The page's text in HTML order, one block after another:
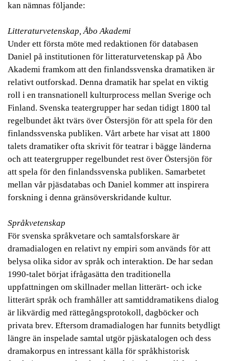
kan nämnas följande:
Litteraturvetenskap, Åbo Akademi
Under ett första möte med redaktionen för databasen
Daniel på institutionen för litteraturvetenskap på Åbo
Akademi framkom att den finlandssvenska dramatiken är
relativt outforskad. Denna dramatik har spelat en viktig
roll i en transnationell kulturprocess mellan Sverige och
Finland. Svenska teatergrupper har sedan tidigt 1800 tal
regelbundet åkt tvärs över Östersjön för att spela för den
finlandssvenska publiken. Vårt arbete har visat att 1800
talets dramatiker ofta skrivit för teatrar i bägge länderna
och att teatergrupper regelbundet rest över Östersjön för
att spela för den finlandssvenska publiken. Samarbetet
mellan vår pjäsdatabas och Daniel kommer att inspirera
forskning i denna gränsöverskridande kultur.
Språkvetenskap
För svenska språkvetare och samtalsforskare är
dramadialogen en relativt ny empiri som används för att
belysa olika sidor av språk och interaktion. De har sedan
1990-talet börjat ifrågasätta den traditionella
uppfattningen om skillnader mellan litterärt- och icke
litterärt språk och framhåller att samtiddramatikens dialog
är likvärdig med rättegångsprotokoll, dagböcker och
privata brev. Eftersom dramadialogen har funnits betydligt
längre än inspelade samtal utgör pjäskatalogen och dess
dramakorpus en intressant källa för språkhistorisk